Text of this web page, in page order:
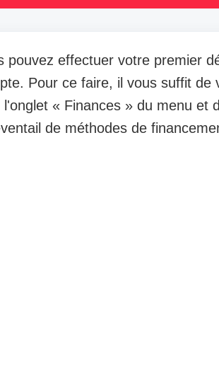
pouvez effectuer votre premier
Pour ce faire, il vous suffit de
l'onglet « Finances » du menu et
de méthodes de